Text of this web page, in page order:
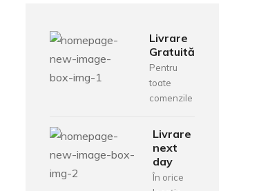
Livrare
Gratuită
Pentru
toate
comenzile
Livrare
next
day
În orice